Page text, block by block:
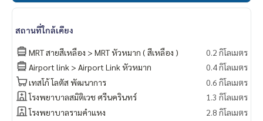
สถานที่ใกล้เคียง
MRT สายสีเหลือง > MRT หัวหมาก ( สีเหลือง )
0.2 กิโลเมตร
Airport link > Airport Link หัวหมาก
0.4 กิโลเมตร
เทสโก้ โลตัส​ พัฒนาการ
0.6 กิโลเมตร
โรงพยาบาลสมิติเวช ศรีนครินทร์
1.3 กิโลเมตร
โรงพยาบาลรามคำแหง
2.8 กิโลเมตร